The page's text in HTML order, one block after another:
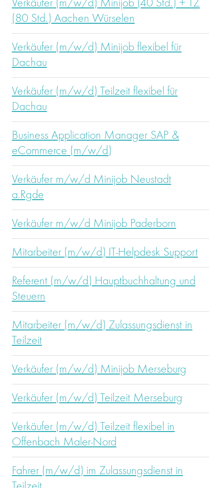
Verkäufer (m/w/d) Minijob (40 Std.) + TZ
(80 Std.) Aachen Würselen
Verkäufer (m/w/d) Minijob flexibel für
Dachau
Verkäufer (m/w/d) Teilzeit flexibel für
Dachau
Business Application Manager SAP &
eCommerce (m/w/d)
Verkäufer m/w/d Minijob Neustadt
a.Rgde
Verkäufer m/w/d Minijob Paderborn
Mitarbeiter (m/w/d) IT-Helpdesk Support
Referent (m/w/d) Hauptbuchhaltung und
Steuern
Mitarbeiter (m/w/d) Zulassungsdienst in
Teilzeit
Verkäufer (m/w/d) Minijob Merseburg
Verkäufer (m/w/d) Teilzeit Merseburg
Verkäufer (m/w/d) Teilzeit flexibel in
Offenbach Maler-Nord
Fahrer (m/w/d) im Zulassungsdienst in